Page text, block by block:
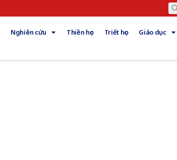
Nghiên cứu Thiền học Triết học Giáo dục